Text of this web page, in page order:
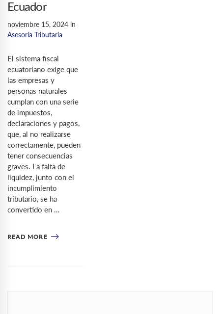
Ecuador
noviembre 15, 2024 in
Asesoría Tributaria
El sistema fiscal
ecuatoriano exige que
las empresas y
personas naturales
cumplan con una serie
de impuestos,
declaraciones y pagos,
que, al no realizarse
correctamente, pueden
tener consecuencias
graves. La falta de
liquidez, junto con el
incumplimiento
tributario, se ha
convertido en …
READ MORE